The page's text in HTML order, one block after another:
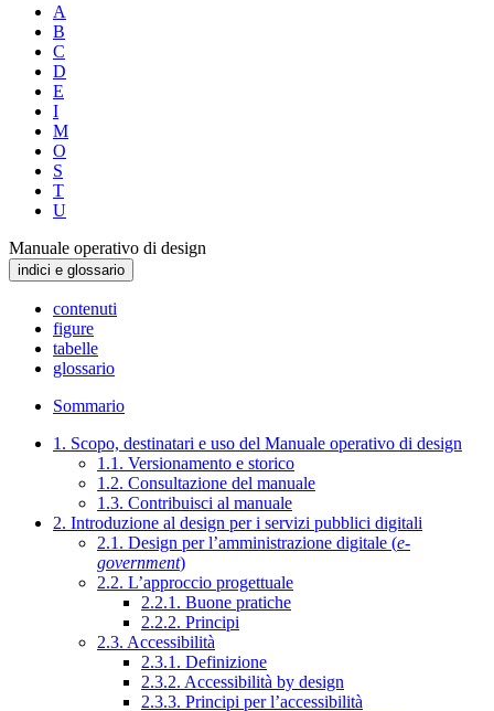
A
B
C
D
E
I
M
O
S
T
U
Manuale operativo di design
indici e glossario
contenuti
figure
tabelle
glossario
Sommario
1. Scopo, destinatari e uso del Manuale operativo di design
1.1. Versionamento e storico
1.2. Consultazione del manuale
1.3. Contribuisci al manuale
2. Introduzione al design per i servizi pubblici digitali
2.1. Design per l’amministrazione digitale (e-
government)
2.2. L’approccio progettuale
2.2.1. Buone pratiche
2.2.2. Principi
2.3. Accessibilità
2.3.1. Definizione
2.3.2. Accessibilità by design
2.3.3. Principi per l’accessibilità